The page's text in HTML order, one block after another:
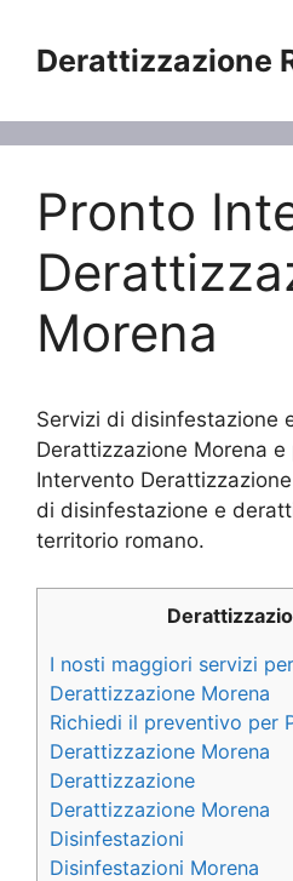
contenuto
Derattizzazione
Pronto
Morena
Servizi di disinfestazione
Derattizzazione Morena
Intervento
di disinfestazione e
territorio romano.
I nosti maggiori servizi
Derattizzazione Morena
Richiedi il preventivo per
Derattizzazione Morena
Derattizzazione
Derattizzazione Morena
Disinfestazioni
Disinfestazioni Morena